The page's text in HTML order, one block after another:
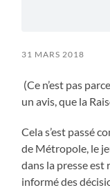
31 MARS 2018
(Ce n’est pas
un avis, que la
Cela s’est passé
de Métropole, le
dans la presse est
informé des